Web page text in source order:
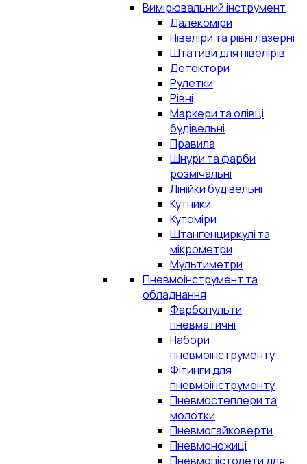
Вимірювальний інструмент
Далекоміри
Нівеліри та рівні лазерні
Штативи для нівелірів
Детектори
Рулетки
Рівні
Маркери та олівці
будівельні
Правила
Шнури та фарби
розмічальні
Лінійки будівельні
Кутники
Кутоміри
Штангенциркулі та
мікрометри
Мультиметри
Пневмоінструмент та
обладнання
Фарбопульти
пневматичні
Набори
пневмоінструменту
Фітинги для
пневмоінструменту
Пневмостеплери та
молотки
Пневмогайковерти
Пневмоножиці
Пневмопістолети для